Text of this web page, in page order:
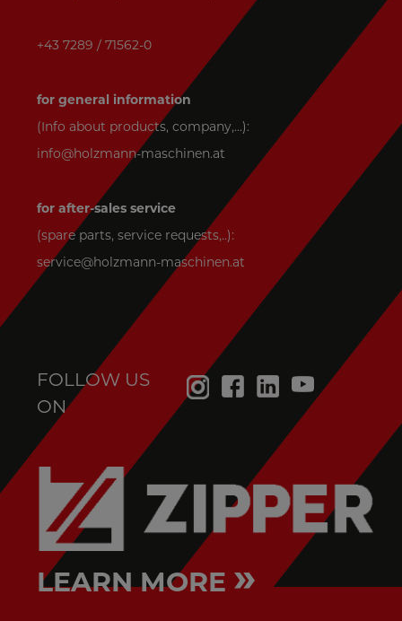
+43 7289 / 71562-0
for general information
(Info about products, company,...):
info@holzmann-maschinen.at
for after-sales service
(spare parts, service requests,..):
service@holzmann-maschinen.at
FOLLOW US
ON
LEARN MORE »